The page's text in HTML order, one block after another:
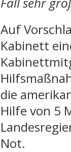
Auf
Kabinett
die
Hilfe von 5
Not.